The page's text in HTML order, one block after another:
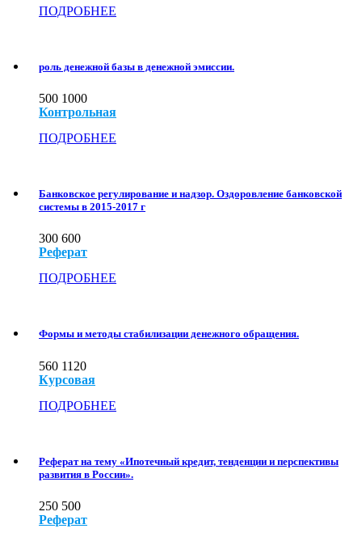
ПОДРОБНЕЕ
роль денежной базы в денежной эмиссии.
500 1000
Контрольная
ПОДРОБНЕЕ
Банковское регулирование и надзор. Оздоровление банковской
системы в 2015-2017 г
300 600
Реферат
ПОДРОБНЕЕ
Формы и методы стабилизации денежного обращения.
560 1120
Курсовая
ПОДРОБНЕЕ
Реферат на тему «Ипотечный кредит, тенденции и перспективы
развития в России».
250 500
Реферат